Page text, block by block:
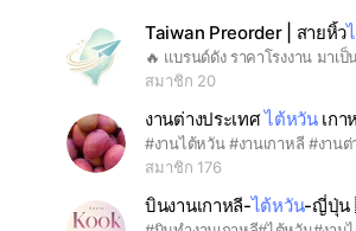
Taiwan Preorder | สายหิ้ว
สมาชิก 20
งานต่างประเทศไต้หวันเกา
สมาชิก 176
บินงานเกาหลี-ไต้หวัน-ญี่ปุ่น